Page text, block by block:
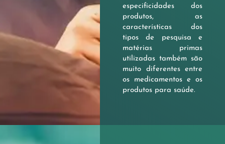
especificidades dos
produtos, as
características dos
tipos de pesquisa e
matérias primas
utilizadas também são
muito diferentes entre
os medicamentos e os
produtos para saúde.